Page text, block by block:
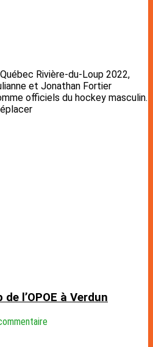
Rivière-du-Loup 2022,
et Jonathan Fortier
officiels du hockey masculin.
l’OPOE à Verdun